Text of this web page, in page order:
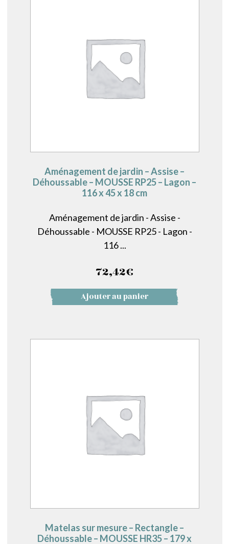
Aménagement de jardin – Assise –
Déhoussable – MOUSSE RP25 – Lagon –
116 x 45 x 18 cm
Aménagement de jardin - Assise -
Déhoussable - MOUSSE RP25 - Lagon -
116 ...
72,42€
Ajouter au panier
Matelas sur mesure – Rectangle –
Déhoussable – MOUSSE HR35 – 179 x